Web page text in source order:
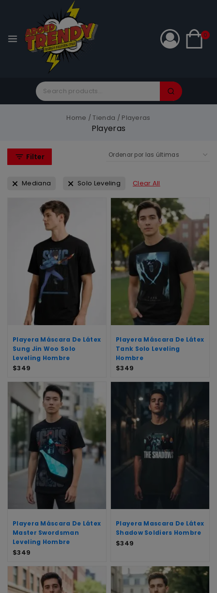
0
Home / Tienda / Playeras
Playeras
Filter
Mediana Solo Leveling Clear All
Playera Máscara De Látex
Sung Jin Woo Solo
Leveling Hombre
$349
Playera Máscara De Látex
Tank Solo Leveling
Hombre
$349
Playera Máscara De Látex
Master Swordsman
Leveling Hombre
$349
Playera Mascara De Látex
Shadow Soldiers Hombre
$349